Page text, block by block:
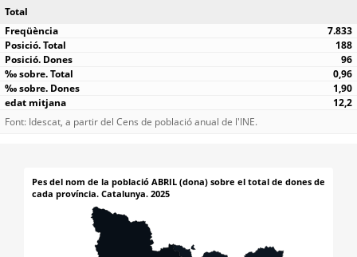
Total
7.833
188
96
0,96
1,90
12,2
Font: Idescat, a partir del Cens de població anual de l'INE.